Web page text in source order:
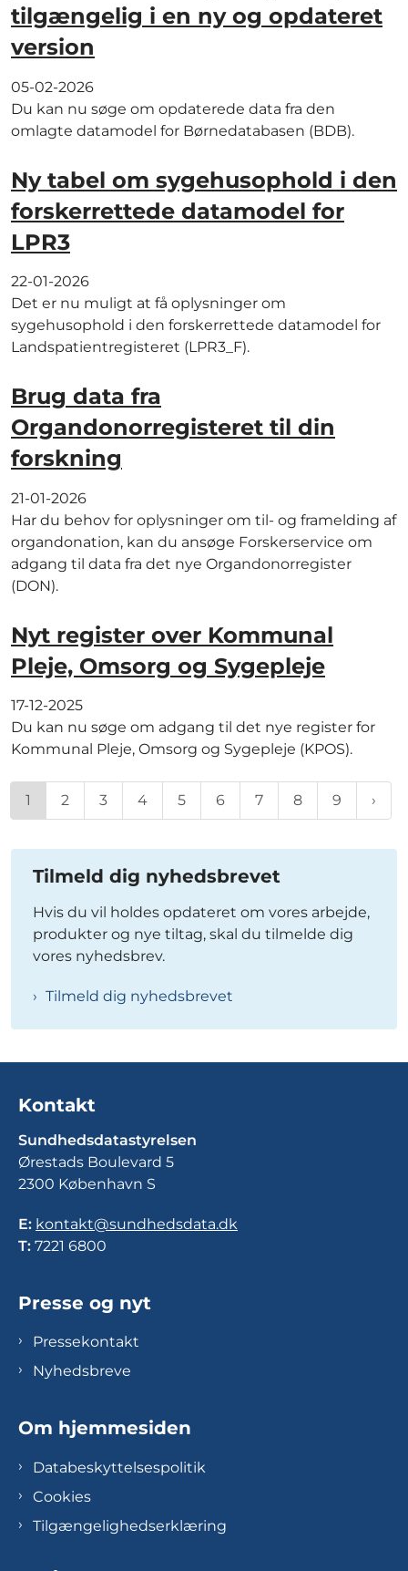
tilgængelig i en ny og opdateret
version
05-02-2026
Du kan nu søge om opdaterede data fra den
omlagte datamodel for Børnedatabasen (BDB).
Ny tabel om sygehusophold i den
forskerrettede datamodel for
LPR3
22-01-2026
Det er nu muligt at få oplysninger om
sygehusophold i den forskerrettede datamodel for
Landspatientregisteret (LPR3_F).
Brug data fra
Organdonorregisteret til din
forskning
21-01-2026
Har du behov for oplysninger om til- og framelding af
organdonation, kan du ansøge Forskerservice om
adgang til data fra det nye Organdonorregister
(DON).
Nyt register over Kommunal
Pleje, Omsorg og Sygepleje
17-12-2025
Du kan nu søge om adgang til det nye register for
Kommunal Pleje, Omsorg og Sygepleje (KPOS).
1 2 3 4 5 6 7 8 9
Tilmeld dig nyhedsbrevet
Hvis du vil holdes opdateret om vores arbejde,
produkter og nye tiltag, skal du tilmelde dig
vores nyhedsbrev.
Tilmeld dig nyhedsbrevet
Kontakt
Sundhedsdatastyrelsen
Ørestads Boulevard 5
2300 København S
E: kontakt@sundhedsdata.dk
T: 7221 6800
Presse og nyt
Pressekontakt
Nyhedsbreve
Om hjemmesiden
Databeskyttelsespolitik
Cookies
Tilgængelighedserklæring